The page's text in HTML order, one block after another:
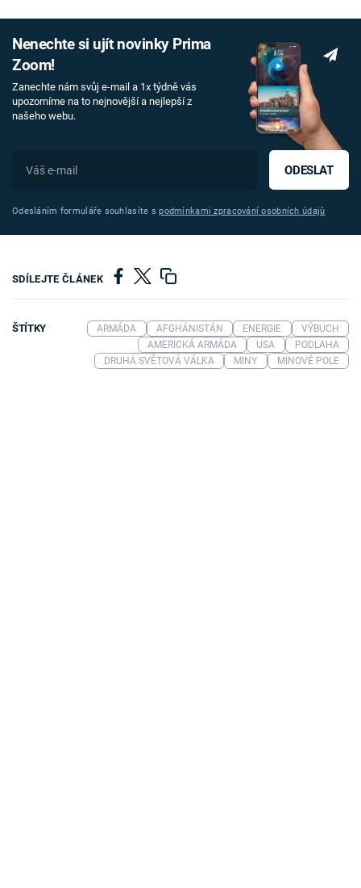
Nenechte si ujít novinky Prima
Zoom!
Zanechte nám svůj e-mail a 1x týdně vás
upozorníme na to nejnovější a nejlepší z
našeho webu.
ODESLAT
Odesláním formuláře souhlasíte spodmínkami zpracování osobních údajů
SDÍLEJTE ČLÁNEK
ŠTÍTKY ARMÁDA AFGHÁNISTÁN ENERGIE
VÝBUCH
AMERICKÁ ARMÁDA
USA
PODLAHA
DRUHÁ SVĚTOVÁ VÁLKA
MINY MINOVÉ POLE